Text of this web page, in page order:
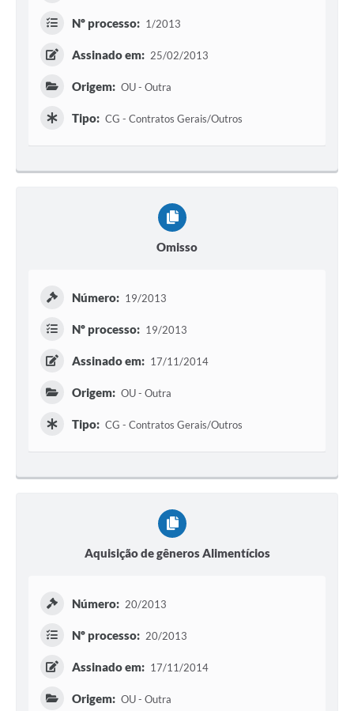
Nº processo: 1/2013
Assinado em: 25/02/2013
Origem: OU - Outra
Tipo: CG - Contratos Gerais/Outros
Omisso
Número: 19/2013
Nº processo: 19/2013
Assinado em: 17/11/2014
Origem: OU - Outra
Tipo: CG - Contratos Gerais/Outros
Aquisição de gêneros Alimentícios
Número: 20/2013
Nº processo: 20/2013
Assinado em: 17/11/2014
Origem: OU - Outra